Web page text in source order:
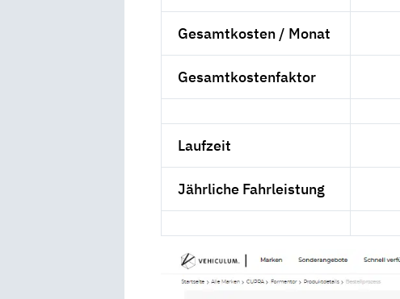
Gesamtkosten / Monat
Gesamtkostenfaktor
Laufzeit
Jährliche Fahrleistung